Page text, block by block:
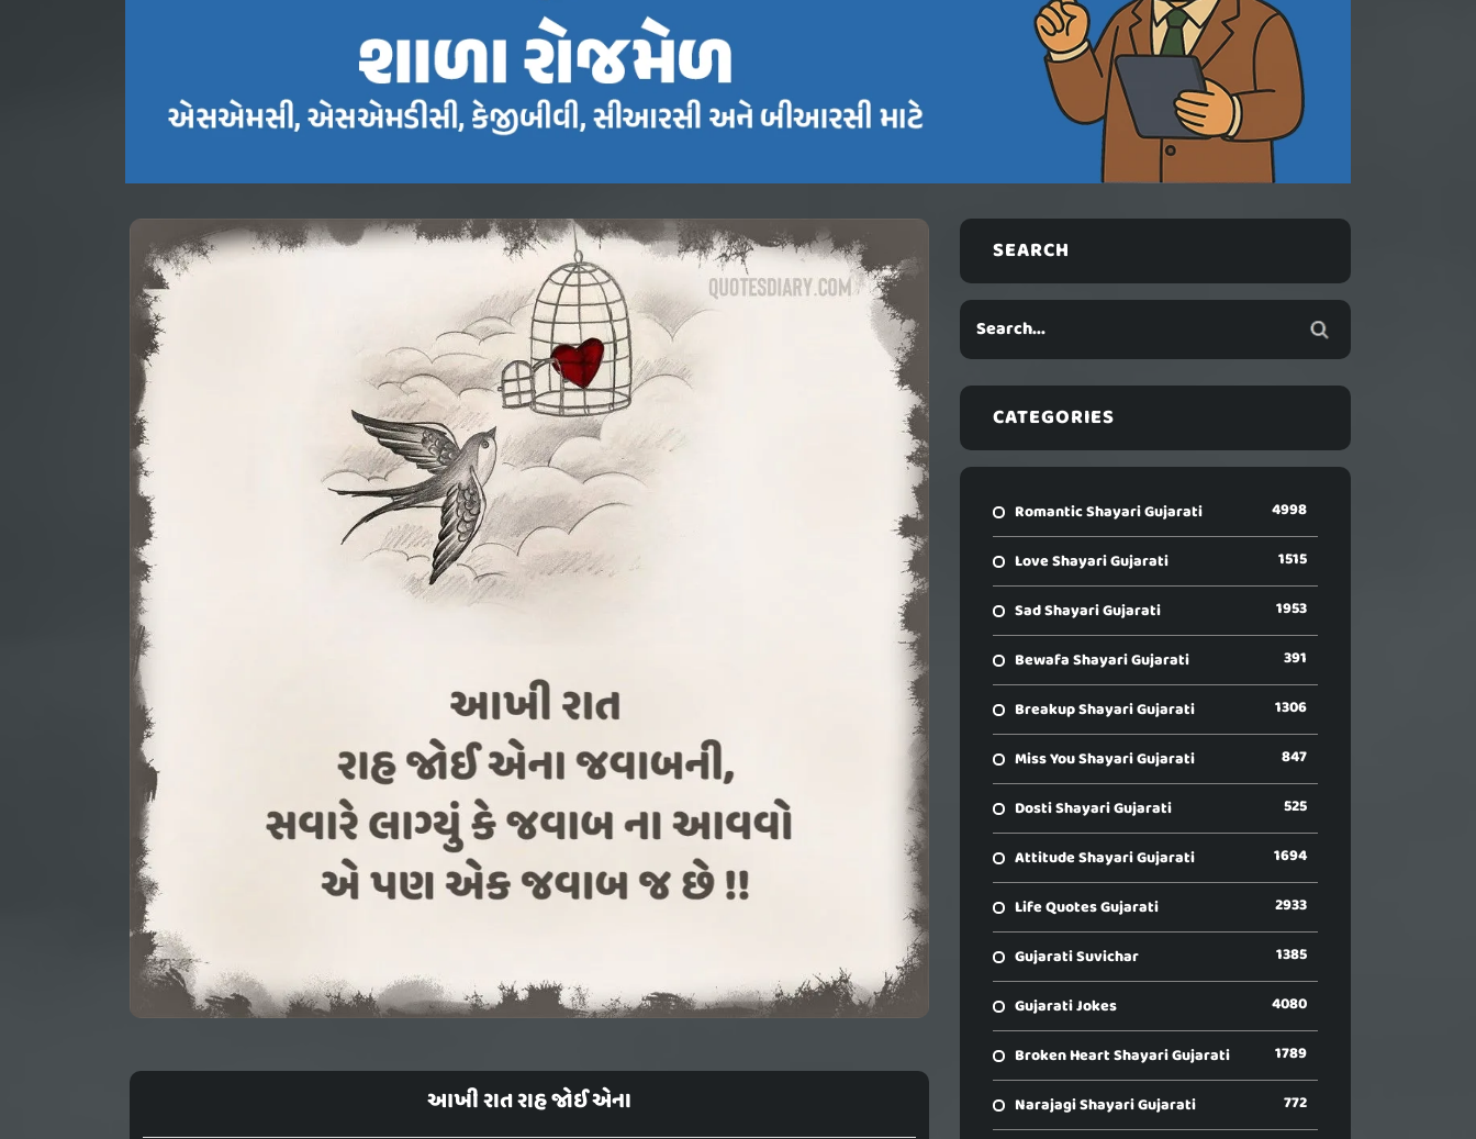
આખી રાત રાહ જોઈ એના
SEARCH
CATEGORIES
Romantic Shayari Gujarati 4998
Love Shayari Gujarati 1515
Sad Shayari Gujarati 1953
Bewafa Shayari Gujarati 391
Breakup Shayari Gujarati 1306
Miss You Shayari Gujarati 847
Dosti Shayari Gujarati 525
Attitude Shayari Gujarati 1694
Life Quotes Gujarati 2933
Gujarati Suvichar 1385
Gujarati Jokes 4080
Broken Heart Shayari Gujarati 1789
Narajagi Shayari Gujarati 772